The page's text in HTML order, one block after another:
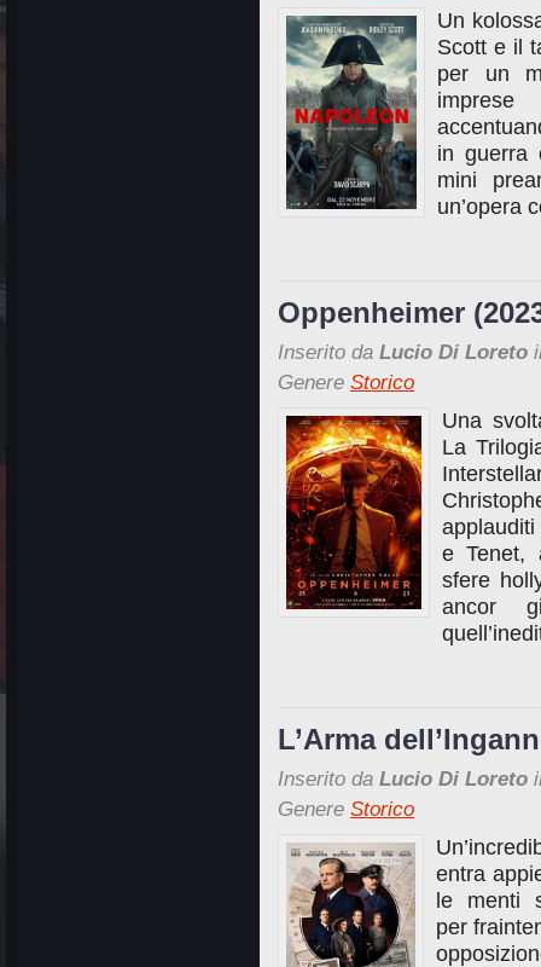
Un
Scott e il
per un
in guerra
mini
un’opera
Oppenheimer
Inserito da Lucio Di Loreto
Genere Storico
Una
La
applauditi
e Tenet,
sfere
ancor
L’Arma
Inserito da Lucio Di Loreto
Genere Storico
entra
le menti
per